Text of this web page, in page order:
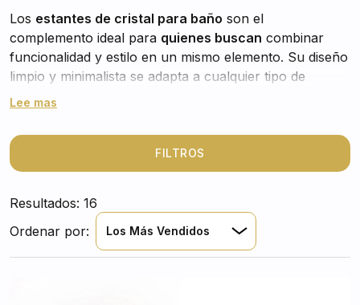
Los estantes de cristal para baño son el
complemento ideal para quienes buscan combinar
funcionalidad y estilo en un mismo elemento. Su diseño
limpio y minimalista se adapta a cualquier tipo de
decoración, desde los ambientes más clásicos hasta los
amplitud y luminosidad. Al ser repisas de cristal
transparentes para pared, se integran con naturalidad
en el espacio, ofreciendo una superficie práctica y
recargar el entorno.
Lee mas
FILTROS
Resultados: 16
Ordenar por:
Los Más Vendidos